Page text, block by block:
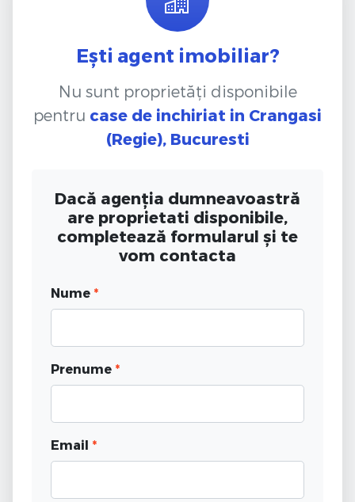
Ești agent imobiliar?
Nu sunt proprietăți disponibile
pentru case de inchiriat in Crangasi
(Regie), Bucuresti
Dacă agenția dumneavoastră
are proprietati disponibile,
completează formularul și te
vom contacta
Nume *
Prenume *
Email *